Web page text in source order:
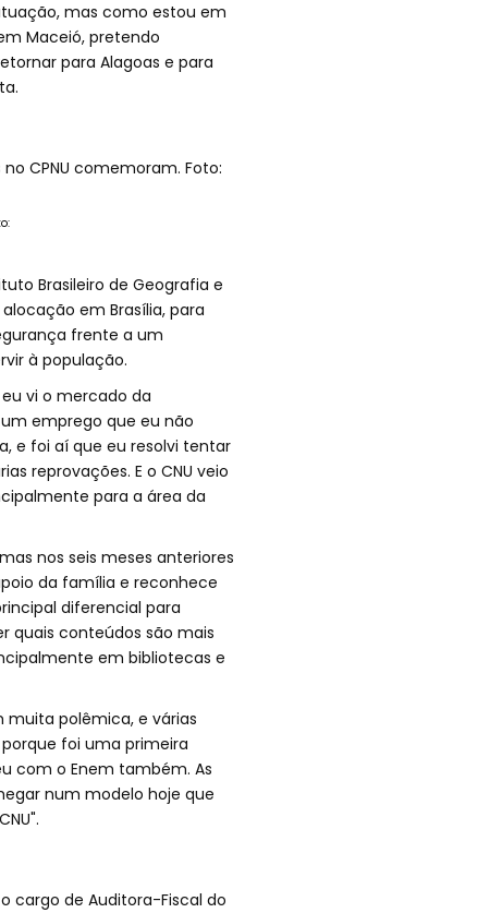
mas como estou em
Maceió, pretendo
para Alagoas e para
Brasileiro de Geografia e
em Brasília, para
frente a um
à população.
vi o mercado da
emprego que eu não
e foi aí que eu resolvi tentar
reprovações. E o CNU veio
para a área da
nos seis meses anteriores
da família e reconhece
diferencial para
quais conteúdos são mais
em bibliotecas e
muita polêmica, e várias
foi uma primeira
com o Enem também. As
num modelo hoje que
cargo de Auditora-Fiscal do